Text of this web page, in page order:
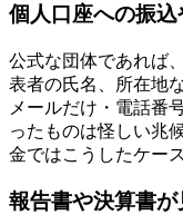
個人口座への振
公式な団体であれば
表者の氏名、所在地
メールだけ・電話番
ったものは怪しい兆
金ではこうしたケー
報告書や決算書